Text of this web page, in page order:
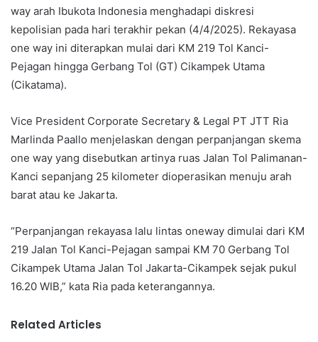
way arah Ibukota Indonesia menghadapi diskresi
kepolisian pada hari terakhir pekan (4/4/2025). Rekayasa
one way ini diterapkan mulai dari KM 219 Tol Kanci-
Pejagan hingga Gerbang Tol (GT) Cikampek Utama
(Cikatama).
Vice President Corporate Secretary & Legal PT JTT Ria
Marlinda Paallo menjelaskan dengan perpanjangan skema
one way yang disebutkan artinya ruas Jalan Tol Palimanan-
Kanci sepanjang 25 kilometer dioperasikan menuju arah
barat atau ke Jakarta.
“Perpanjangan rekayasa lalu lintas oneway dimulai dari KM
219 Jalan Tol Kanci-Pejagan sampai KM 70 Gerbang Tol
Cikampek Utama Jalan Tol Jakarta-Cikampek sejak pukul
16.20 WIB,” kata Ria pada keterangannya.
Related Articles